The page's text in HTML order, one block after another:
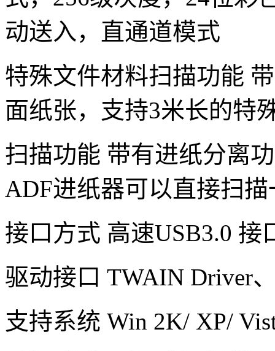
动送入，直通道模式
特殊文件材料扫描功能
面纸张，支持3米长的特
扫描功能 带有进纸分离
ADF进纸器可以直接扫
接口方式 高速USB3.0 接
驱动接口 TWAIN Driver
支持系统 Win 2K/ XP/